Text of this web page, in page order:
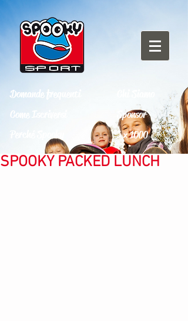
Domande frequenti
Come Iscriversi
Sponsor
5 x 1000
SPOOKY PACKED LUNCH